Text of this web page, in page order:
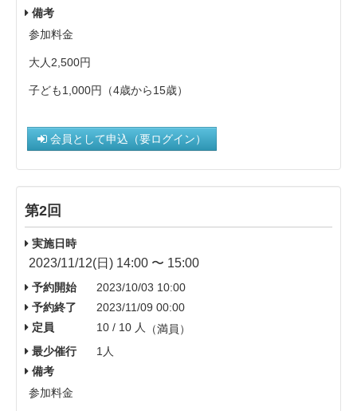
備考
参加料金
大人2,500円
子ども1,000円（4歳から15歳）
会員として申込（要ログイン）
第2回
実施日時
2023/11/12(日) 14:00 〜 15:00
予約開始
2023/10/03 10:00
予約終了
2023/11/09 00:00
定員
10 / 10 人
（満員）
最少催行
1人
備考
参加料金